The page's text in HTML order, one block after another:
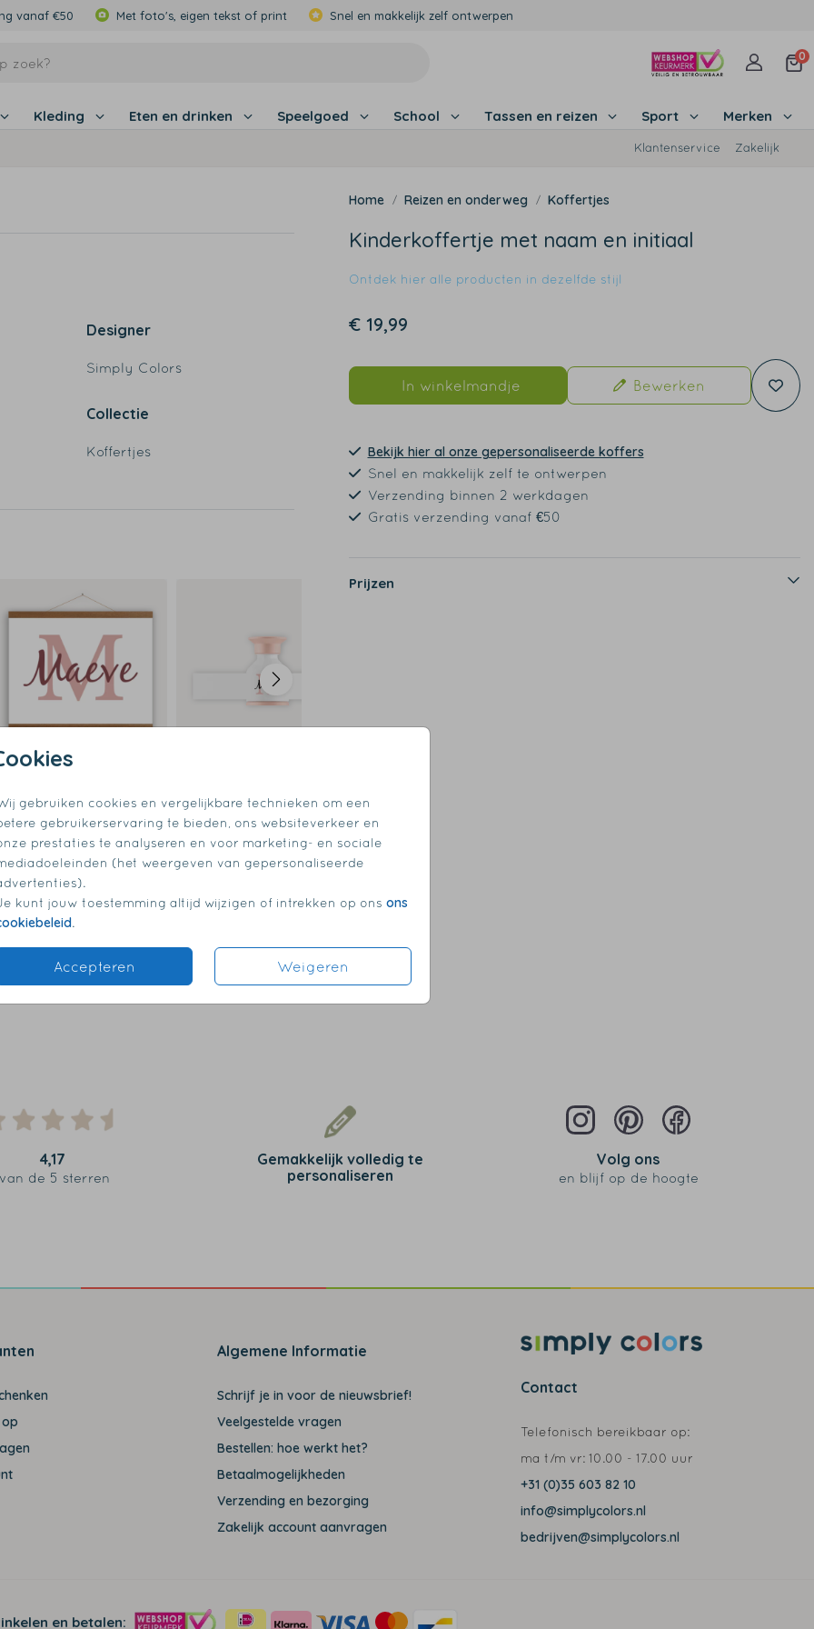
vanaf €50 Met foto's, eigen tekst of print Snel en makkelijk zelf ontwerpen
0
Kleding Eten en drinken Speelgoed School Tassen en reizen Sport Merken
Klantenservice Zakelijk
gebruiken cookies en vergelijkbare technieken om een
gebruikerservaring te bieden, ons websiteverkeer en
prestaties te analyseren en voor marketing- en sociale
(het weergeven van gepersonaliseerde
kunt jouw toestemming altijd wijzigen of intrekken op ons ons
.
Accepteren Weigeren
Designer
Simply Colors
Collectie
Koffertjes
Reizen en onderweg Koffertjes
Kinderkoffertje met naam en initiaal
Ontdek hier alle producten in dezelfde stijl
€ 19,99
In winkelmandje Bewerken
Bekijk hier al onze gepersonaliseerde koffers
Snel en makkelijk zelf te ontwerpen
Verzending binnen 2 werkdagen
Gratis verzending vanaf €50
Prijzen
4,17
van de 5 sterren
Gemakkelijk volledig te
personaliseren
Volg ons
en blijf op de hoogte
Algemene Informatie
Schrijf je in voor de nieuwsbrief!
Veelgestelde vragen
Bestellen: hoe werkt het?
Betaalmogelijkheden
Verzending en bezorging
Zakelijk account aanvragen
Contact
Telefonisch bereikbaar op:
ma t/m vr: 10.00 - 17.00 uur
+31 (0)35 603 82 10
info@simplycolors.nl
bedrijven@simplycolors.nl
en betalen: